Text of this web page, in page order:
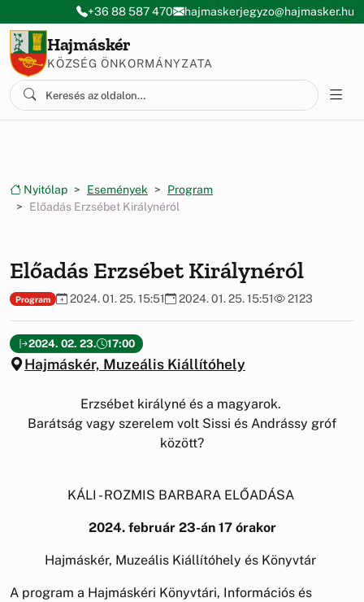
Ugrás a menüre
Ugrás a tartalomra
+36 88 587 470 hajmaskerjegyzo@hajmasker.hu
Hajmáskér
KÖZSÉG ÖNKORMÁNYZATA
Nyitólap Események
Program
Előadás Erzsébet Királynéról
Előadás Erzsébet Királynéról
Program 2024. 01. 25. 15:51 2024. 01. 25. 15:51 2123
2024. 02. 23. 17:00
Hajmáskér, Muzeális Kiállítóhely
Erzsébet királyné és a magyarok.
Barátság vagy szerelem volt Sissi és Andrássy gróf
között?
KÁLI - ROZMIS BARBARA ELŐADÁSA
2024. február 23-án 17 órakor
Hajmáskér, Muzeális Kiállítóhely és Könyvtár
A program a Hajmáskéri Könyvtári, Információs és